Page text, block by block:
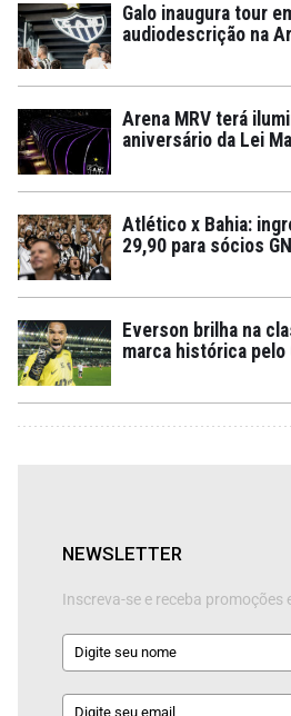
Galo inaugura tour
audiodescrição na
Arena MRV terá
aniversário da Lei
Atlético x Bahia:
29,90 para sócios
Everson brilha na
marca histórica pelo
NEWSLETTER
Inscreva-se e receba promoções